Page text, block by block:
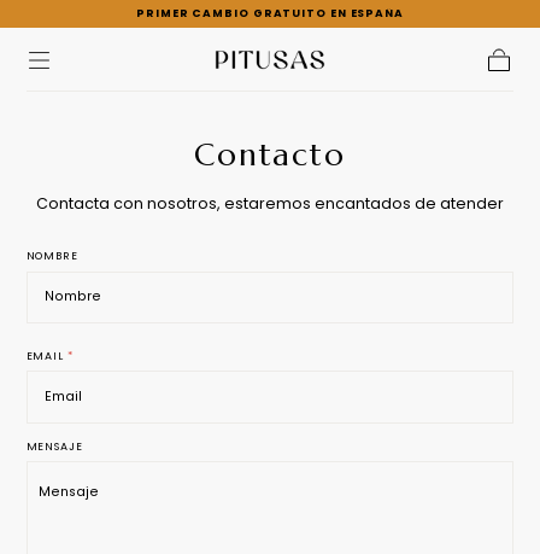
Ir al
PRIMER CAMBIO GRATUITO EN ESPAÑA
Contacto
Contacta con nosotros, estaremos encantados de atender
NOMBRE
EMAIL *
MENSAJE